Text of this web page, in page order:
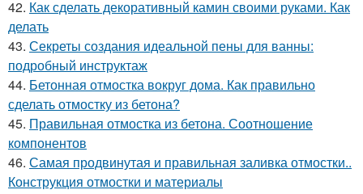
42. Как сделать декоративный камин своими руками. Как
делать
43. Секреты создания идеальной пены для ванны:
подробный инструктаж
44. Бетонная отмостка вокруг дома. Как правильно
сделать отмостку из бетона?
45. Правильная отмостка из бетона. Соотношение
компонентов
46. Самая продвинутая и правильная заливка отмостки..
Конструкция отмостки и материалы